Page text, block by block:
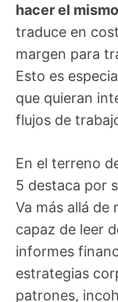
hacer el
traduce en
margen para
Esto es
que quieran
flujos de
En el terreno
5 destaca por
Va más allá de
capaz de leer
informes
estrategias
patrones,